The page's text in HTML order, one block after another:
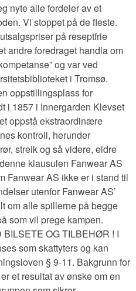
nyte alle fordeler av et
Vi stoppet på de fleste.
på reseptfrie
andre foredraget handla om
og var ved
i Tromsø.
oppstillingsplass for
i 1857 i Innergarden Klevset
oppstå ekstraordinære
kontroll, herunder
streik og så videre, eldre
klausulen Fanwear AS
Fanwear AS ikke er i stand til
utenfor Fanwear AS’
om alle spillerne på begge
som vil prege kampen.
BILSETE OG TILBEHØR ! I
som skattyters og kan
§ 9-11. Bakgrunn for
et resultat av ønske om en